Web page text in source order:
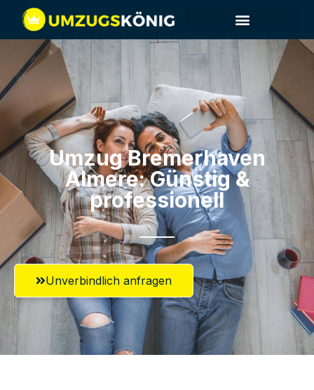
Umzug Bremerhaven​
Almere: Günstig &
professionell​
Unverbindlich anfragen